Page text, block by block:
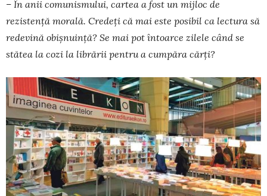
– În anii comunismului, cartea a fost un mijloc de
rezistență morală. Credeți că mai este posibil ca lectura să
redevină obișnuință? Se mai pot întoarce zilele când se
stătea la cozi la librării pentru a cumpăra cărți?